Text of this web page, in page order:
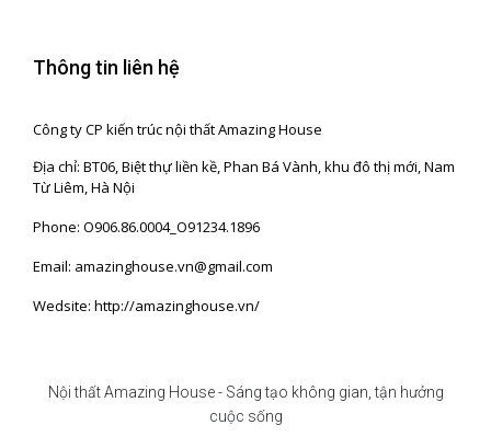
Thông tin liên hệ
Công ty CP kiến trúc nội thất Amazing House
Địa chỉ: BT06, Biệt thự liền kề, Phan Bá Vành, khu đô thị mới, Nam
Từ Liêm, Hà Nội
Phone: O906.86.0004_O91234.1896
Email: amazinghouse.vn@gmail.com
Wedsite: http://amazinghouse.vn/
Nội thất Amazing House - Sáng tạo không gian, tận hưởng
cuộc sống